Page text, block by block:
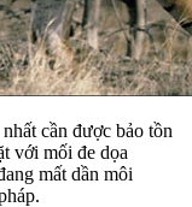
cần được bảo tồn
với mối đe dọa
mất dần môi